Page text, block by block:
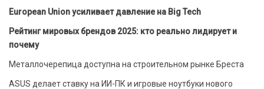
European Union усиливает давление на Big Tech
Рейтинг мировых брендов 2025: кто реально лидирует и
почему
Металлочерепица доступна на строительном рынке Бреста
ASUS делает ставку на ИИ-ПК и игровые ноутбуки нового